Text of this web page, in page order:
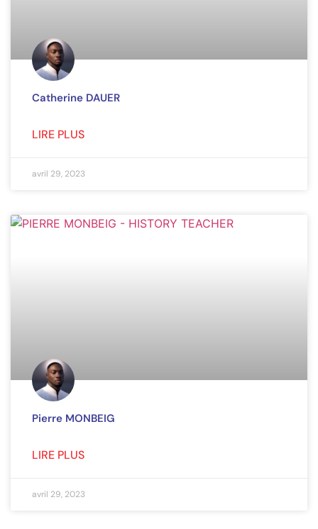
Catherine DAUER
LIRE PLUS
avril 29, 2023
Pierre MONBEIG
LIRE PLUS
avril 29, 2023